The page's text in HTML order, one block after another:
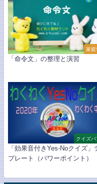
家庭
「命令文」の整理と演習
クイズバ
「効果音付きYes-Noクイズ」
プレート（パワーポイント）